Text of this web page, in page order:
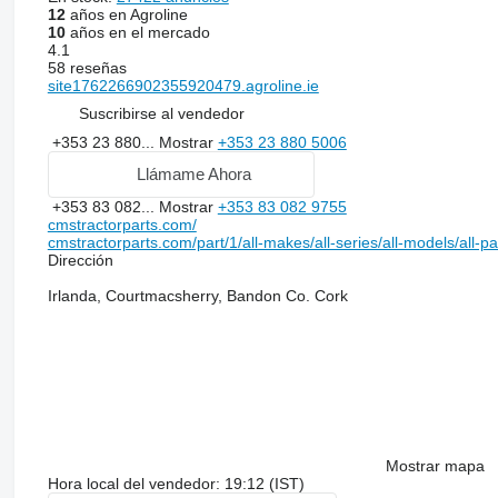
12años en Agroline
10años en el mercado
4.1
58 reseñas
site1762266902355920479.agroline.ie
Suscribirse al vendedor
+353 23 880... Mostrar +353 23 880 5006
Llámame Ahora
+353 83 082... Mostrar +353 83 082 9755
cmstractorparts.com/
cmstractorparts.com/part/1/all-makes/all-series/all-models/all-
Dirección
Irlanda, Courtmacsherry, Bandon Co. Cork
Mostrar mapa
Hora local del vendedor: 19:12 (IST)